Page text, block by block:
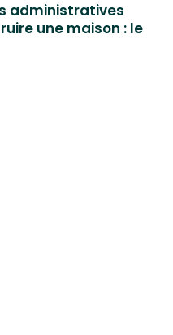
administratives
une maison : le